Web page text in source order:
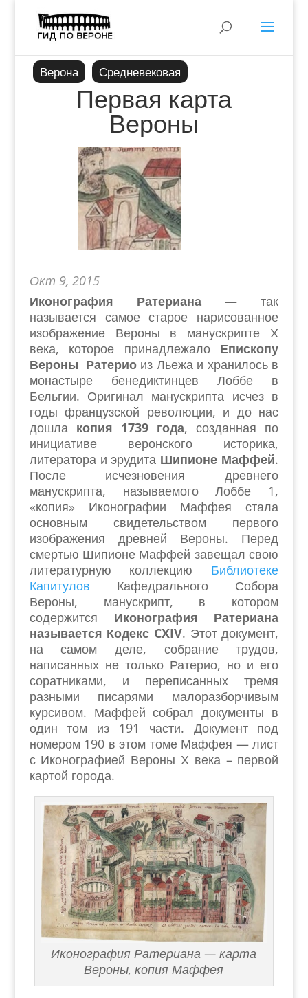
Верона Средневековая
Первая карта
Вероны
Окт 9, 2015
Иконография Ратериана—так
называется самое старое нарисованное
изображение Вероны в манускрипте Х
века, которое принадлежало Епископу
Вероны Ратериоиз Льежа и хранилось в
монастыре бенедиктинцев Лоббе в
Бельгии. Оригинал манускрипта исчез в
годы французской революции, и до нас
дошла копия 1739 года, созданная по
инициативе веронского историка,
литератора и эрудита Шипионе Маффей.
После исчезновения древнего
манускрипта, называемого Лоббе 1,
«копия» Иконографии Маффея стала
основным свидетельством первого
изображения древней Вероны. Перед
смертью Шипионе Маффей завещал свою
литературную коллекцию Библиотеке
Капитулов Кафедрального Собора
Вероны, манускрипт, в котором
содержится Иконография Ратериана
называется Кодекс CXIV. Этот документ,
на самом деле, собрание трудов,
написанных не только Ратерио, но и его
соратниками, и переписанных тремя
разными писарями малоразборчивым
курсивом. Маффей собрал документы в
одинтом из 191 части. Документ под
номером 190 в этом томе Маффея — лист
с Иконографией Вероны Х века – первой
картой города.
Иконография Ратериана — карта
Вероны, копия Маффея